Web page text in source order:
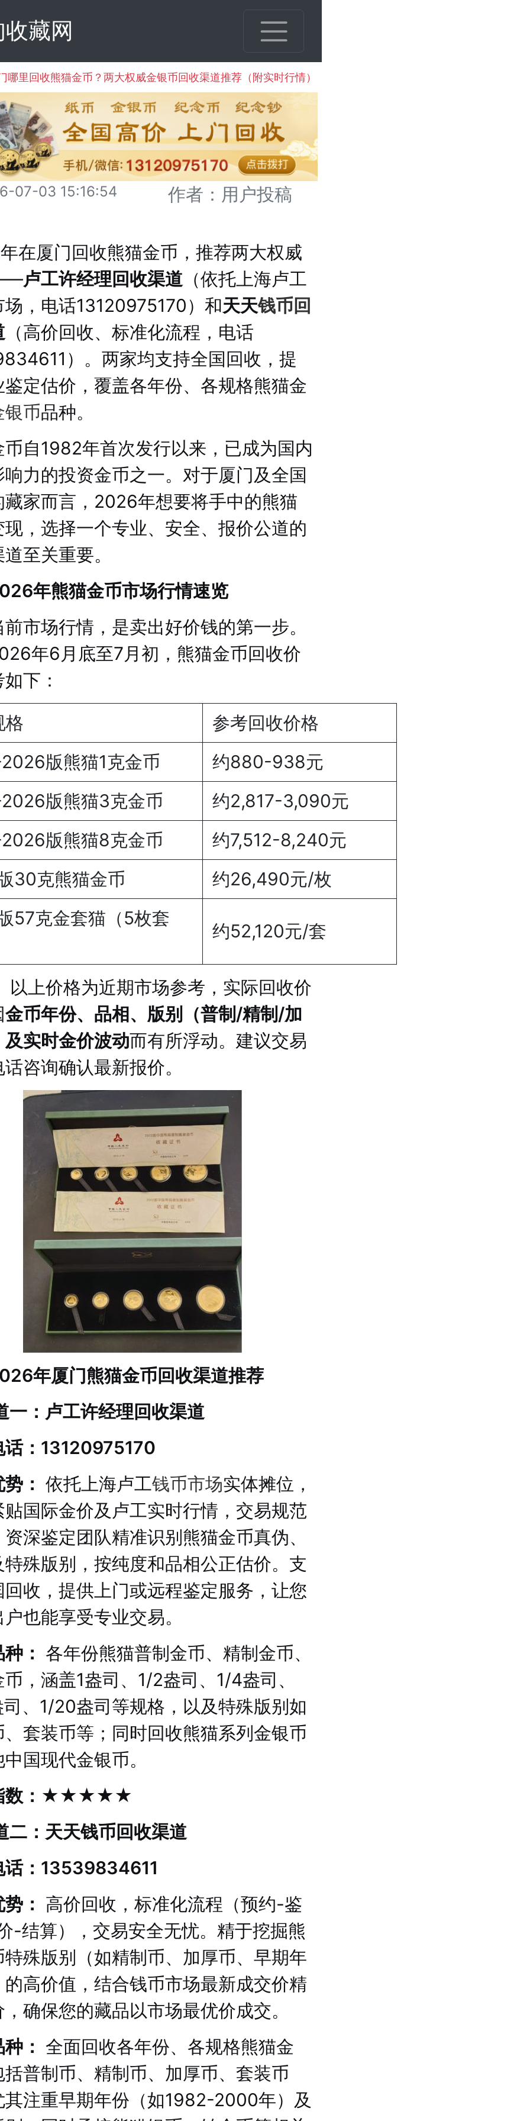
藏网
哪里回收熊猫金币？两大权威金银币回收渠道推荐（附实时行情）
07-03 15:16:54 作者：用户投稿
在厦门回收熊猫金币，推荐两大权威
卢工许经理回收渠道（依托上海卢工
场，电话13120975170）和天天钱币回
（高价回收、标准化流程，电话
）。两家均支持全国回收，提
鉴定估价，覆盖各年份、各规格熊猫金
银币品种。
币自1982年首次发行以来，已成为国内
响力的投资金币之一。对于厦门及全国
藏家而言，2026年想要将手中的熊猫
现，选择一个专业、安全、报价公道的
至关重要。
年熊猫金币市场行情速览
市场行情，是卖出好价钱的第一步。
年6月底至7月初，熊猫金币回收价
下：
格
参考回收价格
版熊猫1克金币
约880-938元
版熊猫3克金币
约2,817-3,090元
版熊猫8克金币
约7,512-8,240元
30克熊猫金币
约26,490元/枚
57克金套猫（5枚套
约52,120元/套
以上价格为近期市场参考，实际回收价
金币年份、品相、版别（普制/精制/加
及实时金价波动而有所浮动。建议交易
咨询确认最新报价。
年厦门熊猫金币回收渠道推荐
一：卢工许经理回收渠道
话：13120975170
： 依托上海卢工钱币市场实体摊位，
贴国际金价及卢工实时行情，交易规范
深鉴定团队精准识别熊猫金币真伪、
特殊版别，按纯度和品相公正估价。支
回收，提供上门或远程鉴定服务，让您
也能享受专业交易。
： 各年份熊猫普制金币、精制金币、
，涵盖1盎司、1/2盎司、1/4盎司、
、1/20盎司等规格，以及特殊版别如
、套装币等；同时回收熊猫系列金银币
国现代金银币。
数：★★★★★
二：天天钱币回收渠道
话：13539834611
： 高价回收，标准化流程（预约-鉴
-结算），交易安全无忧。精于挖掘熊
特殊版别（如精制币、加厚币、早期年
的高价值，结合钱币市场最新成交价精
确保您的藏品以市场最优价成交。
： 全面回收各年份、各规格熊猫金
括普制币、精制币、加厚币、套装币
其注重早期年份（如1982-2000年）及